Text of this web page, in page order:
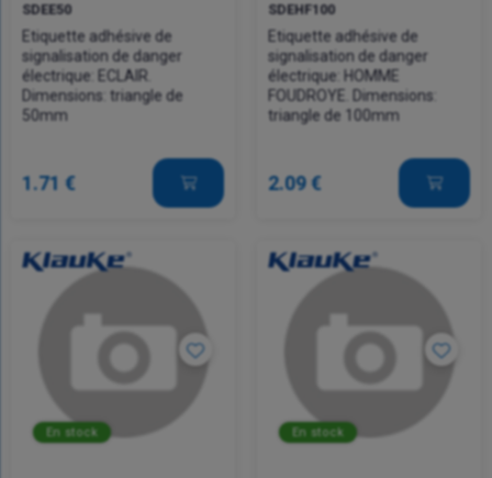
SDEE50
Etiquette adhésive de
signalisation de danger
électrique: ECLAIR.
Dimensions: triangle de
50mm
1.71 €
SDEHF100
Etiquette adhésive de
signalisation de danger
électrique: HOMME
FOUDROYE. Dimensions:
triangle de 100mm
2.09 €
En stock En stock